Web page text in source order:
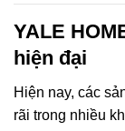
YALE
hiện đại
Hiện nay, các
rãi trong nhiều